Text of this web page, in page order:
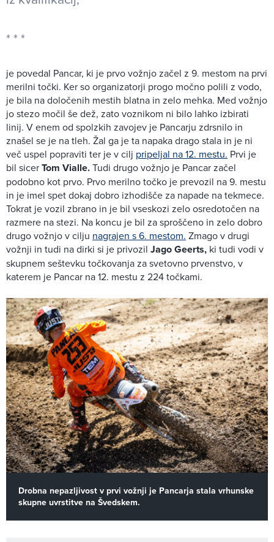
je povedal Pancar, ki je prvo vožnjo začel z 9. mestom na prvi
merilni točki. Ker so organizatorji progo močno polili z vodo,
je bila na določenih mestih blatna in zelo mehka. Med vožnjo
jo stezo močil še dež, zato voznikom ni bilo lahko izbirati
linij. V enem od spolzkih zavojev je Pancarju zdrsnilo in
znašel se je na tleh. Žal ga je ta napaka drago stala in je ni
več uspel popraviti ter je v cilj pripeljal na 12. mestu. Prvi je
bil sicerTom Vialle.Tudi drugo vožnjo je Pancar začel
podobno kot prvo. Prvo merilno točko je prevozil na 9. mestu
in je imel spet dokaj dobro izhodišče za napade na tekmece.
Tokrat je vozil zbrano in je bil vseskozi zelo osredotočen na
razmere na stezi. Na koncu je bil za sproščeno in zelo dobro
drugo vožnjo v cilju nagrajen s 6. mestom. Zmago v drugi
vožnji in tudi na dirki si je privozil Jago Geerts, ki tudi vodi v
skupnem seštevku točkovanja za svetovno prvenstvo, v
katerem je Pancar na 12. mestu z 224 točkami.
Drobna nepazljivost v prvi vožnji je Pancarja stala vrhunske
skupne uvrstitve na Švedskem.